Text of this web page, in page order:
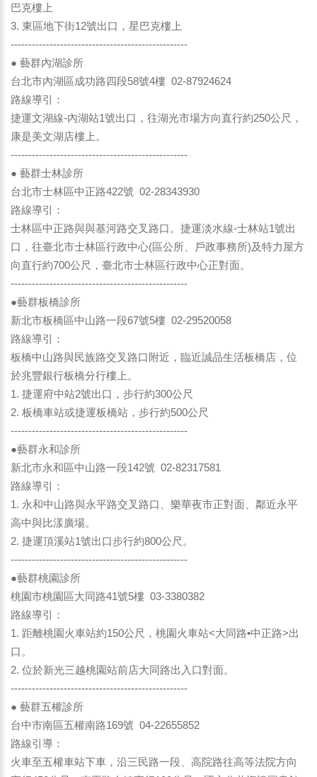
巴克樓上
3. 東區地下街12號出口，星巴克樓上
--------------------------------------------------
● 藝群內湖診所
台北市內湖區成功路四段58號4樓 02-87924624
路線導引：
捷運文湖線-內湖站1號出口，往湖光市場方向直行約250公尺，
康是美文湖店樓上。
--------------------------------------------------
● 藝群士林診所
台北市士林區中正路422號 02-28343930
路線導引：
士林區中正路與與基河路交叉路口。捷運淡水線-士林站1號出
口，往臺北市士林區行政中心(區公所、戶政事務所)及特力屋方
向直行約700公尺，臺北市士林區行政中心正對面。
--------------------------------------------------
●藝群板橋診所
新北市板橋區中山路一段67號5樓 02-29520058
路線導引：
板橋中山路與民族路交叉路口附近，臨近誠品生活板橋店，位
於兆豐銀行板橋分行樓上。
1. 捷運府中站2號出口，步行約300公尺
2. 板橋車站或捷運板橋站，步行約500公尺
--------------------------------------------------
●藝群永和診所
新北市永和區中山路一段142號 02-82317581
路線導引：
1. 永和中山路與永平路交叉路口、樂華夜市正對面、鄰近永平
高中與比漾廣場。
2. 捷運頂溪站1號出口步行約800公尺。
--------------------------------------------------
●藝群桃園診所
桃園市桃園區大同路41號5樓 03-3380382
路線導引：
1. 距離桃園火車站約150公尺，桃園火車站<大同路•中正路>出
口。
2. 位於新光三越桃園站前店大同路出入口對面。
--------------------------------------------------
● 藝群五權診所
台中市南區五權南路169號 04-22655852
路線引導：
火車至五權車站下車，沿三民路一段、高院路往高等法院方向